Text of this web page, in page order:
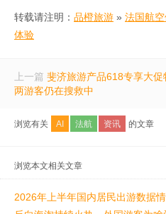
转载请注明： 品橙旅游 » 法国航
体验
上一篇 斐济旅游产品618专享大促
两游客仍在搜救中
浏览有关 AI 法航 资讯 的文章
浏览本文相关文章
2026年上半年国内居民出游数据